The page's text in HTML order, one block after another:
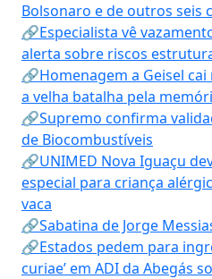
Bolsonaro e de outros seis
🔗Especialista vê
alerta sobre riscos
🔗Homenagem a Geisel
a velha batalha pela
🔗Supremo confirma
de Biocombustíveis
🔗UNIMED Nova Iguaçu
especial para criança
vaca
🔗Sabatina de Jorge
🔗Estados pedem para
curiae’ em ADI da Abegás